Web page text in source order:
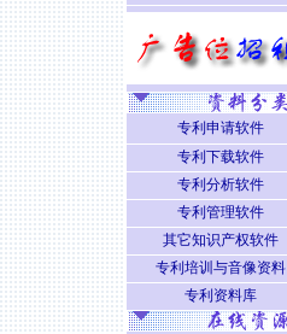
专利申请软件
专利下载软件
专利分析软件
专利管理软件
其它知识产权软件
专利培训与音像资料
专利资料库